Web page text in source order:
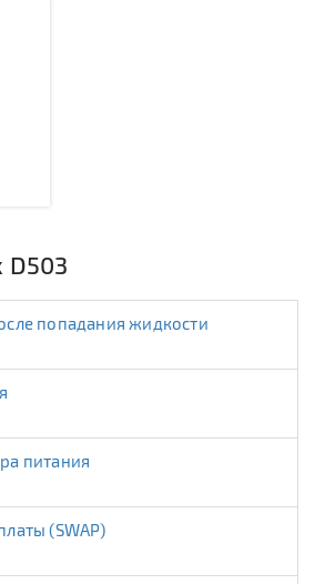
D503
попадания жидкости
питания
(SWAP)